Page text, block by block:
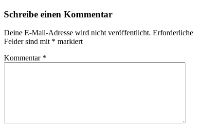
Schreibe einen Kommentar
Deine E-Mail-Adresse wird nicht veröffentlicht. Erforderliche
Felder sind mit * markiert
Kommentar *